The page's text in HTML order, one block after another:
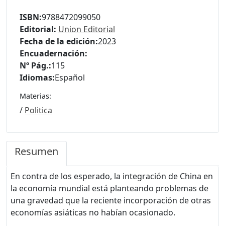
ISBN:9788472099050
Editorial: Union Editorial
Fecha de la edición:2023
Encuadernación:
Nº Pág.:115
Idiomas:Español
Materias:
/ Politica
Resumen
En contra de los esperado, la integración de China en
la economía mundial está planteando problemas de
una gravedad que la reciente incorporación de otras
economías asiáticas no habían ocasionado.